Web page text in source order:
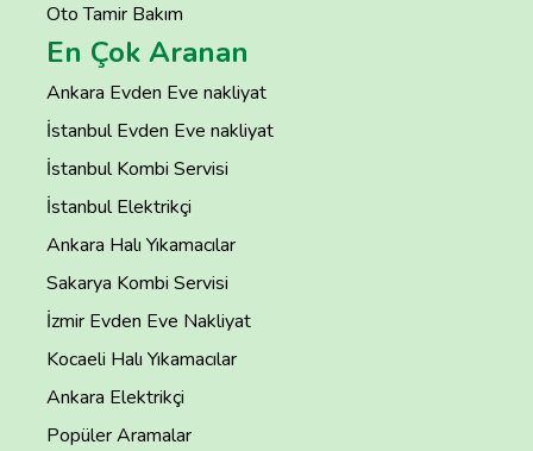
Oto Tamir Bakım
En Çok Aranan
Ankara Evden Eve nakliyat
İstanbul Evden Eve nakliyat
İstanbul Kombi Servisi
İstanbul Elektrikçi
Ankara Halı Yıkamacılar
Sakarya Kombi Servisi
İzmir Evden Eve Nakliyat
Kocaeli Halı Yıkamacılar
Ankara Elektrikçi
Popüler Aramalar